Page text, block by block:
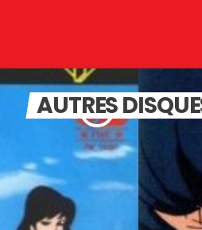
AUTRES
insert_link